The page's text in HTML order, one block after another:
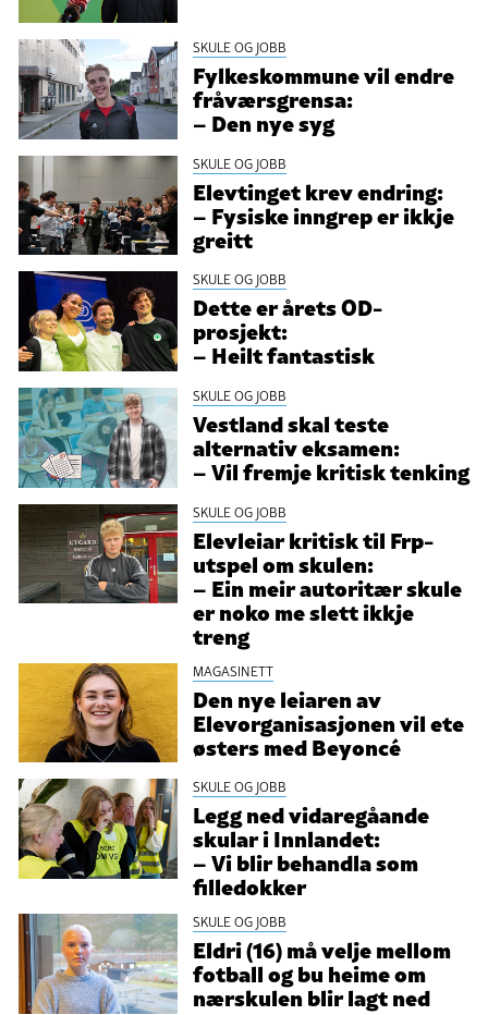
SKULE OG JOBB
Fylkeskommune vil endre
fråværsgrensa:
– Den nye syg
SKULE OG JOBB
Elevtinget krev endring:
– Fysiske inngrep er ikkje
greitt
SKULE OG JOBB
Dette er årets OD-
prosjekt:
– Heilt fantastisk
SKULE OG JOBB
Vestland skal teste
alternativ eksamen:
– Vil fremje kritisk tenking
SKULE OG JOBB
Elevleiar kritisk til Frp-
utspel om skulen:
– Ein meir autoritær skule
er noko me slett ikkje
treng
MAGASINETT
Den nye leiaren av
Elevorganisasjonen vil ete
østers med Beyoncé
SKULE OG JOBB
Legg ned vidaregåande
skular i Innlandet:
– Vi blir behandla som
filledokker
SKULE OG JOBB
Eldri (16) må velje mellom
fotball og bu heime om
nærskulen blir lagt ned